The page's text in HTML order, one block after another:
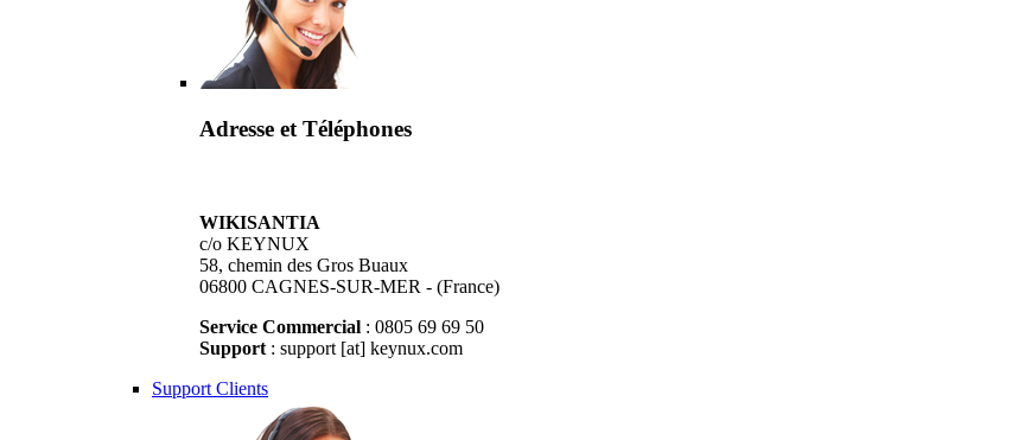
Adresse et Téléphones
WIKISANTIA
c/o KEYNUX
58, chemin des Gros Buaux
06800 CAGNES-SUR-MER - (France)
Service Commercial : 0805 69 69 50
Support : support [at] keynux.com
Support Clients